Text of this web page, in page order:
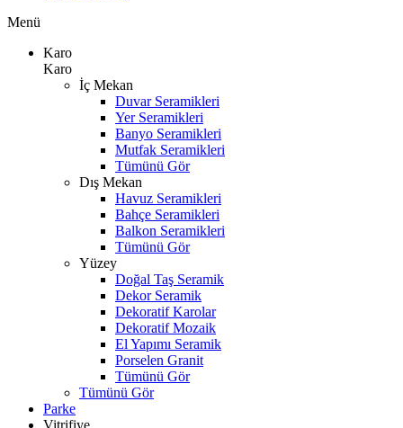
Menü
Karo
Karo
İç Mekan
Duvar Seramikleri
Yer Seramikleri
Banyo Seramikleri
Mutfak Seramikleri
Tümünü Gör
Dış Mekan
Havuz Seramikleri
Bahçe Seramikleri
Balkon Seramikleri
Tümünü Gör
Yüzey
Doğal Taş Seramik
Dekor Seramik
Dekoratif Karolar
Dekoratif Mozaik
El Yapımı Seramik
Porselen Granit
Tümünü Gör
Tümünü Gör
Parke
Vitrifiye